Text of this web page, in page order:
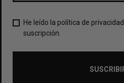
He leído la política de
suscripción.